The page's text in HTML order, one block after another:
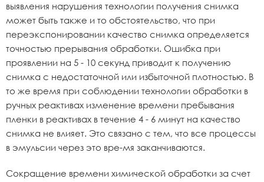
выявления нарушения технологии получения снимка
может быть также и то обстоятельство, что при
переэкспонировании качество снимка определяется
точностью прерывания обработки. Ошибка при
проявлении на 5 - 10 секунд приводит к получению
снимка с недостаточной или избыточной плотностью. В
то же время при соблюдении технологии обработки в
ручных реактивах изменение времени пребывания
пленки в реактивах в течение 4 - 6 минут на качество
снимка не влияет. Это связано с тем, что все процессы
в эмульсии через это вре-мя заканчиваются.
Сокращение времени химической обработки за счет